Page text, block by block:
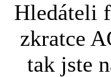
Hledáteli
zkratce
tak jste